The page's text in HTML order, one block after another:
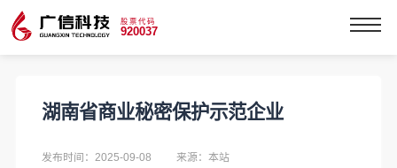
股票代码
920037
湖南省商业秘密保护示范企业
发布时间：2025-09-08 来源：本站